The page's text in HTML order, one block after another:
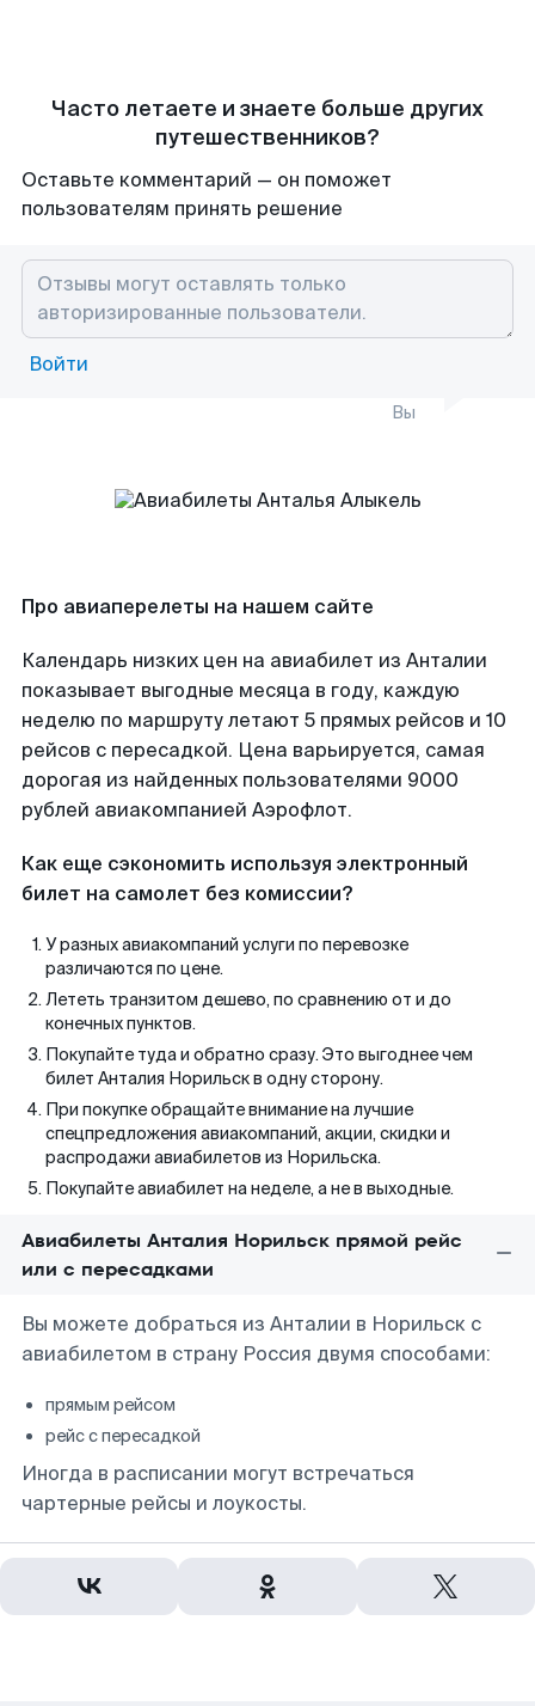
Часто летаете и знаете больше других
путешественников?
Оставьте комментарий — он поможет
пользователям принять решение
Войти
Вы
Про авиаперелеты на нашем сайте
Календарь низких цен на авиабилет из Анталии
показывает выгодные месяца в году, каждую
неделю по маршруту летают 5 прямых рейсов и 10
рейсов с пересадкой. Цена варьируется, самая
дорогая из найденных пользователями 9000
рублей авиакомпанией Аэрофлот.
Как еще сэкономить используя электронный
билет на самолет без комиссии?
У разных авиакомпаний услуги по перевозке
различаются по цене.
Лететь транзитом дешево, по сравнению от и до
конечных пунктов.
Покупайте туда и обратно сразу. Это выгоднее чем
билет Анталия Норильск в одну сторону.
При покупке обращайте внимание на лучшие
спецпредложения авиакомпаний, акции, скидки и
распродажи авиабилетов из Норильска.
Покупайте авиабилет на неделе, а не в выходные.
Авиабилеты Анталия Норильск прямой рейс
или с пересадками
Вы можете добраться из Анталии в Норильск с
авиабилетом в страну Россия двумя способами:
прямым рейсом
рейс с пересадкой
Иногда в расписании могут встречаться
чартерные рейсы и лоукосты.